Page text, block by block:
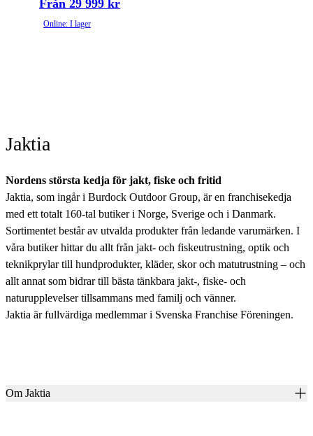
Från 29 999 kr
Online: I lager
Jaktia
Nordens största kedja för jakt, fiske och fritid
Jaktia, som ingår i Burdock Outdoor Group, är en franchisekedja
med ett totalt 160-tal butiker i Norge, Sverige och i Danmark.
Sortimentet består av utvalda produkter från ledande varumärken. I
våra butiker hittar du allt från jakt- och fiskeutrustning, optik och
teknikprylar till hundprodukter, kläder, skor och matutrustning – och
allt annat som bidrar till bästa tänkbara jakt-, fiske- och
naturupplevelser tillsammans med familj och vänner.
Jaktia är fullvärdiga medlemmar i Svenska Franchise Föreningen.
Om Jaktia